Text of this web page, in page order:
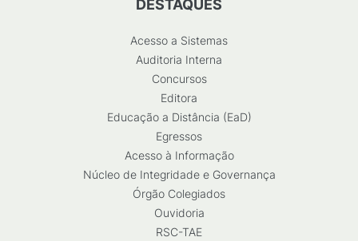
DESTAQUES
Acesso a Sistemas
Auditoria Interna
Concursos
Editora
Educação a Distância (EaD)
Egressos
Acesso à Informação
Núcleo de Integridade e Governança
Órgão Colegiados
Ouvidoria
RSC-TAE